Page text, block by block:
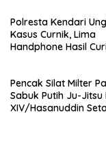
Kejaksaan
Polresta Kendari
Kasus Curnik, Lima
Handphone Hasil
Pencak Silat Milter
Sabuk Putih Ju-
XIV/Hasanuddin